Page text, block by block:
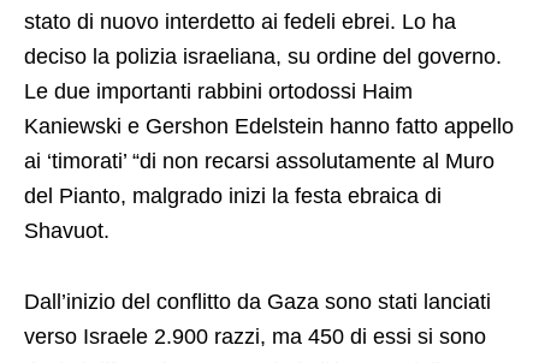
stato di nuovo interdetto ai fedeli ebrei. Lo ha
deciso la polizia israeliana, su ordine del governo.
Le due importanti rabbini ortodossi Haim
Kaniewski e Gershon Edelstein hanno fatto appello
ai ‘timorati’ “di non recarsi assolutamente al Muro
del Pianto, malgrado inizi la festa ebraica di
Shavuot.
Dall’inizio del conflitto da Gaza sono stati lanciati
verso Israele 2.900 razzi, ma 450 di essi si sono